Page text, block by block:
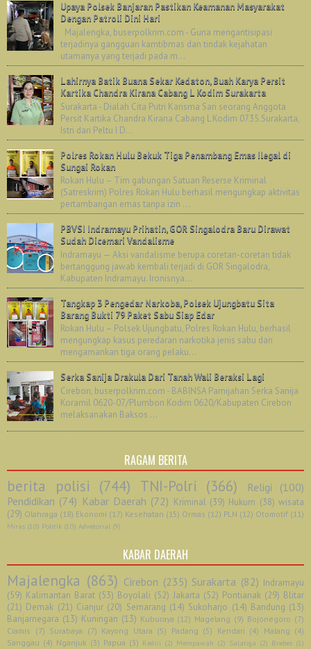
Upaya Polsek Banjaran Pastikan Keamanan Masyarakat
Dengan Patroli Dini Hari
Majalengka, buserpolkrim.com - Guna mengantisipasi
terjadinya gangguan kamtibmas dan tindak kejahatan
utamanya yang terjadi pada m...
Lahirnya Batik Buana Sekar Kedaton, Buah Karya Persit
Kartika Chandra Kirana Cabang L Kodim Surakarta
Surakarta - Dialah Cita Putri Karisma Sari seorang Anggota
Persit Kartika Chandra Kirana Cabang L Kodim 0735.Surakarta,
Istri dari Peltu I D...
Polres Rokan Hulu Bekuk Tiga Penambang Emas Ilegal di
Sungai Rokan
Rokan Hulu – Tim gabungan Satuan Reserse Kriminal
(Satreskrim) Polres Rokan Hulu berhasil mengungkap aktivitas
pertambangan emas tanpa izin ...
PBVSI Indramayu Prihatin, GOR Singalodra Baru Dirawat
Sudah Dicemari Vandalisme
Indramayu — Aksi vandalisme berupa coretan-coretan tidak
bertanggung jawab kembali terjadi di GOR Singalodra,
Kabupaten Indramayu. Ironisnya...
Tangkap 3 Pengedar Narkoba, Polsek Ujungbatu Sita
Barang Bukti 79 Paket Sabu Siap Edar
Rokan Hulu – Polsek Ujungbatu, Polres Rokan Hulu, berhasil
mengungkap kasus peredaran narkotika jenis sabu dan
mengamankan tiga orang pelaku...
Serka Sanija Drakula Dari Tanah Wali Beraksi Lagi
Cirebon, buserpolkrim.com - BABINSA Pamijahan Serka Sanija
Koramil 0620-07/Plumbon Kodim 0620/Kabupaten Cirebon
melaksanakan Baksos ...
RAGAM BERITA
berita polisi (744) TNI-Polri (366) Religi
(100)
Pendidikan (74) Kabar Daerah (72) Kriminal (39) Hukum (38) wisata
(29) Olahraga (18) Ekonomi (17) Kesehatan (15) Ormas (12) PLN (12) Otomotif (11)
Miras (10) Politik (10) Advetorial (9)
KABAR DAERAH
Majalengka (863) Cirebon (235) Surakarta (82) Indramayu
(59) Kalimantan Barat (53) Boyolali (52) Jakarta (52) Pontianak (29) Blitar
(21) Demak (21) Cianjur (20) Semarang (14) Sukoharjo (14) Bandung (13)
Banjarnegara (13) Kuningan (13) Kuburaya (12) Magelang (9) Bojonegoro (7)
Ciamis (7) Surabaya (7) Kayong Utara (5) Padang (5) Kendari (4) Malang (4)
Sanggau (4) Nganjuk (3) Papua (3) Kediri (2) Mempawah (2) Salatiga (2) Brebes (1)